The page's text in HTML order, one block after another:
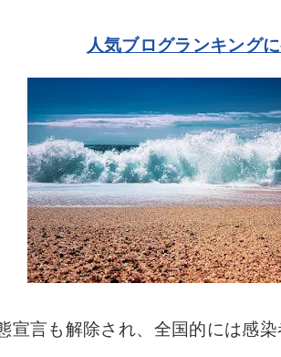
人気ブログランキング
宣言も解除され、全国的には感